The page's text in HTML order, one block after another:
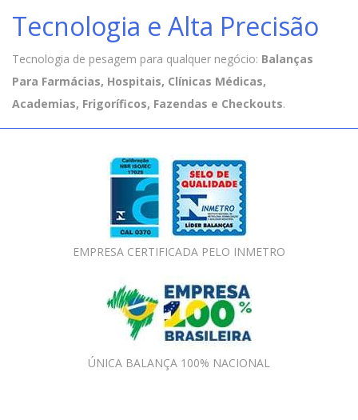
Tecnologia e Alta Precisão
Tecnologia de pesagem para qualquer negócio: Balanças
Para Farmácias, Hospitais, Clínicas Médicas,
Academias, Frigoríficos, Fazendas e Checkouts.
EMPRESA CERTIFICADA PELO INMETRO
ÚNICA BALANÇA 100% NACIONAL